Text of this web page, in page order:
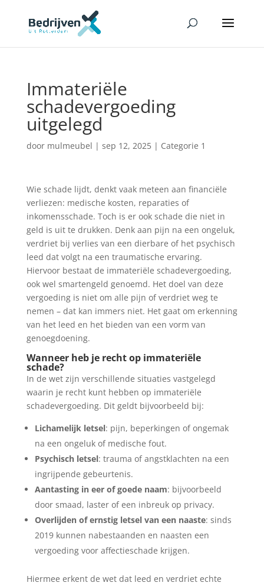
Immateriële
schadevergoeding
uitgelegd
door mulmeubel | sep 12, 2025| Categorie 1
Wie schade lijdt, denkt vaak meteen aan financiële
verliezen: medische kosten, reparaties of
inkomensschade. Toch is er ook schade die niet in
geld is uit te drukken. Denk aan pijn na een ongeluk,
verdriet bij verlies van een dierbare of het psychisch
leed dat volgt na een traumatische ervaring.
Hiervoor bestaat de immateriële schadevergoeding,
ook wel smartengeld genoemd. Het doel van deze
vergoeding is niet om alle pijn of verdriet weg te
nemen – dat kan immers niet. Het gaat om erkenning
van het leed en het bieden van een vorm van
genoegdoening.
Wanneer heb je recht opimmateriële
schade?
In de wet zijn verschillende situaties vastgelegd
waarin je recht kunt hebben op immateriële
schadevergoeding. Dit geldt bijvoorbeeld bij:
Lichamelijk letsel: pijn, beperkingen of ongemak
na een ongeluk of medische fout.
Psychisch letsel: trauma of angstklachten na een
ingrijpende gebeurtenis.
Aantasting in eer of goede naam: bijvoorbeeld
door smaad, laster of een inbreuk op privacy.
Overlijden of ernstig letsel van een naaste: sinds
2019 kunnen nabestaanden en naasten een
vergoeding voor affectieschade krijgen.
Hiermee erkent de wet dat leed en verdriet echte